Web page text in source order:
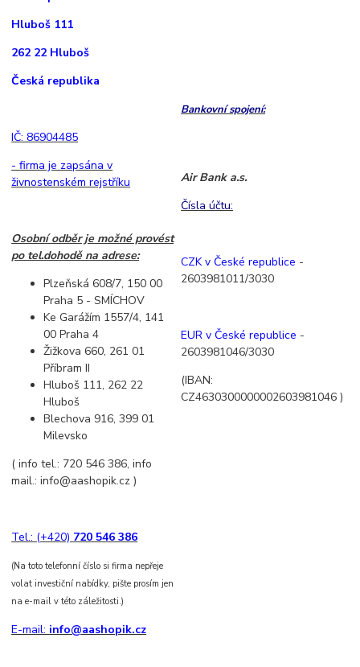
Hluboš 111
262 22 Hluboš
Česká republika
IČ: 86904485
- firma je zapsána v
živnostenském rejstříku
Osobní odběr je možné provést
po tel.dohodě na adrese:
Plzeňská 608/7, 150 00
Praha 5 - SMÍCHOV
Ke Garážím 1557/4, 141
00 Praha 4
Žižkova 660, 261 01
Příbram II
Hluboš 111, 262 22
Hluboš
Blechova 916, 399 01
Milevsko
( info tel.: 720 546 386, info
mail.: info@aashopik.cz )
Tel.: (+420) 720 546 386
(Na toto telefonní číslo si firma nepřeje
volat investiční nabídky, pište prosím jen
na e-mail v této záležitosti.)
E-mail: info@aashopik.cz
Bankovní spojení:
Air Bank a.s.
Čísla účtu:
CZK v České republice -
2603981011/3030
EUR v České republice -
2603981046/3030
(IBAN:
CZ4630300000002603981046 )